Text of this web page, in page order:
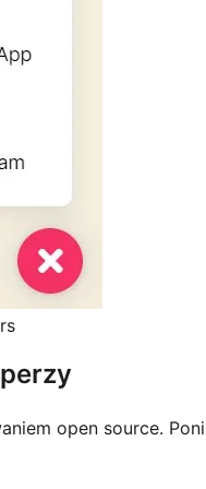
open source.